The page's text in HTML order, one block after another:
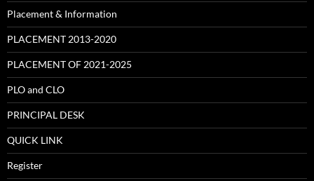
Placement & Information
PLACEMENT 2013-2020
PLACEMENT OF 2021-2025
PLO and CLO
PRINCIPAL DESK
QUICK LINK
Register